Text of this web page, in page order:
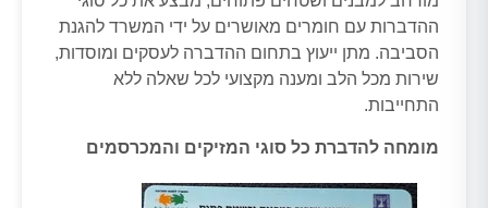
ההדברות עם חומרים מאושרים על ידי המשרד להגנת
הסביבה. מתן ייעוץ בתחום ההדברה לעסקים ומוסדות,
שירות מכל הלב ומענה מקצועי לכל שאלה ללא
התחייבות.
מומחה להדברת כל סוגי המזיקים והמכרסמים